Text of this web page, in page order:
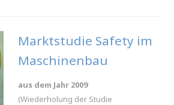
Marktstudie Safety im
Maschinenbau
aus dem Jahr 2009
(Wiederholung der Studie